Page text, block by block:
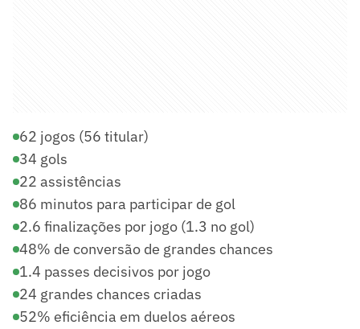
62 jogos (56 titular)
34 gols
22 assistências
86 minutos para participar de gol
2.6 finalizações por jogo (1.3 no gol)
48% de conversão de grandes chances
1.4 passes decisivos por jogo
24 grandes chances criadas
52% eficiência em duelos aéreos